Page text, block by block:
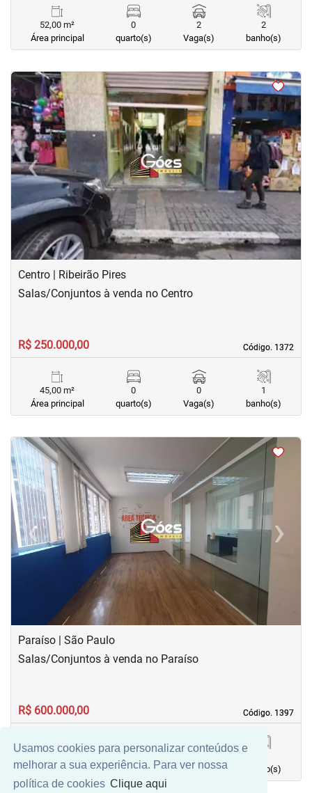
Usamos cookies para personalizar conteúdos e
melhorar a sua experiência. Para ver nossa
política de cookies Clique aqui
52,00 m²
Área principal
0
quarto(s)
2
Vaga(s)
2
banho(s)
<<<<
‹Previous ›Next
Centro | Ribeirão Pires
Código. 1372
Código. 1372
Salas/Conjuntos à venda no Centro
R$ 250.000,00
45,00 m²
Área principal
0
quarto(s)
0
Vaga(s)
1
banho(s)
< <<<
‹Previous ›Next
Paraíso | São Paulo
Código. 1397
Código. 1397
Salas/Conjuntos à venda no Paraíso
R$ 600.000,00
Área principal
quarto(s)
Vaga(s)
banho(s)